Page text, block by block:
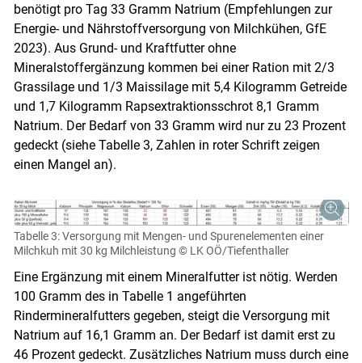
benötigt pro Tag 33 Gramm Natrium (Empfehlungen zur
Energie- und Nährstoffversorgung von Milchkühen, GfE
2023). Aus Grund- und Kraftfutter ohne
Mineralstoffergänzung kommen bei einer Ration mit 2/3
Grassilage und 1/3 Maissilage mit 5,4 Kilogramm Getreide
und 1,7 Kilogramm Rapsextraktionsschrot 8,1 Gramm
Natrium. Der Bedarf von 33 Gramm wird nur zu 23 Prozent
gedeckt (siehe Tabelle 3, Zahlen in roter Schrift zeigen
einen Mangel an).
Tabelle 3: Versorgung mit Mengen- und Spurenelementen einer
Milchkuh mit 30 kg Milchleistung © LK OÖ/Tiefenthaller
Eine Ergänzung mit einem Mineralfutter ist nötig. Werden
100 Gramm des in Tabelle 1 angeführten
Rindermineralfutters gegeben, steigt die Versorgung mit
Natrium auf 16,1 Gramm an. Der Bedarf ist damit erst zu
46 Prozent gedeckt. Zusätzliches Natrium muss durch eine